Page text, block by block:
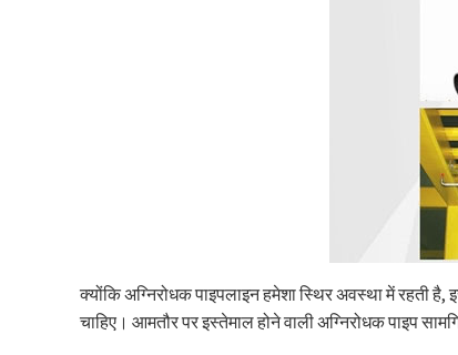
क्योंकि अग्निरोधक पाइपलाइन हमेशा स्थिर अवस्था में रहती
चाहिए। आमतौर पर इस्तेमाल होने वाली अग्निरोधक पाइप